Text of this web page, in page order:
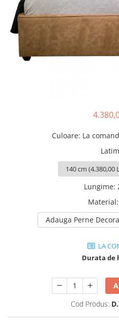
Oferte speciale
Banchete
Sezlong living
Culoare: La
Lungime:
Material:
Adauga Perne
LA
Durata de
Cod Produs: